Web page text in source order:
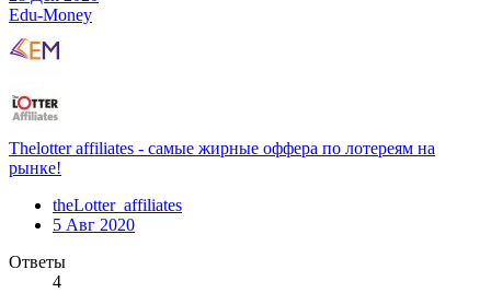
Edu-Money
Thelotter affiliates - самые жирные оффера по лотереям на
рынке!
theLotter_affiliates
5 Авг 2020
Ответы
4